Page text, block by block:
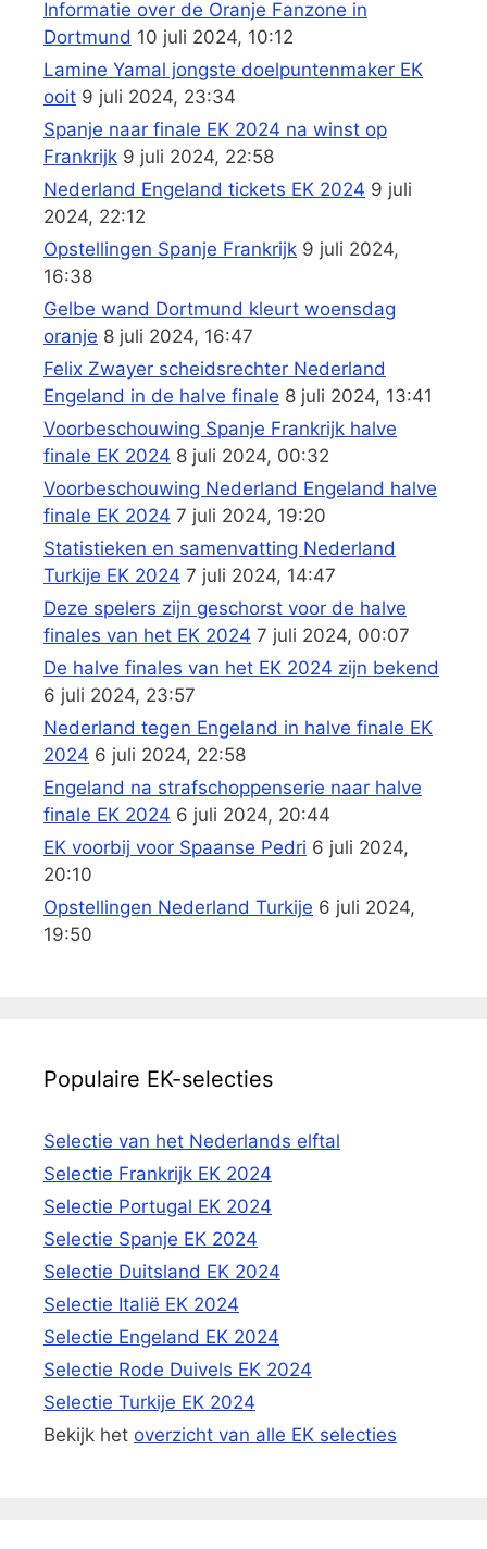
Informatie over de Oranje Fanzone in
Dortmund 10 juli 2024, 10:12
Lamine Yamal jongste doelpuntenmaker EK
ooit 9 juli 2024, 23:34
Spanje naar finale EK 2024 na winst op
Frankrijk 9 juli 2024, 22:58
Nederland Engeland tickets EK 2024 9 juli
2024, 22:12
Opstellingen Spanje Frankrijk 9 juli 2024,
16:38
Gelbe wand Dortmund kleurt woensdag
oranje 8 juli 2024, 16:47
Felix Zwayer scheidsrechter Nederland
Engeland in de halve finale 8 juli 2024, 13:41
Voorbeschouwing Spanje Frankrijk halve
finale EK 2024 8 juli 2024, 00:32
Voorbeschouwing Nederland Engeland halve
finale EK 2024 7 juli 2024, 19:20
Statistieken en samenvatting Nederland
Turkije EK 2024 7 juli 2024, 14:47
Deze spelers zijn geschorst voor de halve
finales van het EK 2024 7 juli 2024, 00:07
De halve finales van het EK 2024 zijn bekend
6 juli 2024, 23:57
Nederland tegen Engeland in halve finale EK
2024 6 juli 2024, 22:58
Engeland na strafschoppenserie naar halve
finale EK 2024 6 juli 2024, 20:44
EK voorbij voor Spaanse Pedri 6 juli 2024,
20:10
Opstellingen Nederland Turkije 6 juli 2024,
19:50
Populaire EK-selecties
Selectie van het Nederlands elftal
Selectie Frankrijk EK 2024
Selectie Portugal EK 2024
Selectie Spanje EK 2024
Selectie Duitsland EK 2024
Selectie Italië EK 2024
Selectie Engeland EK 2024
Selectie Rode Duivels EK 2024
Selectie Turkije EK 2024
Bekijk het overzicht van alle EK selecties